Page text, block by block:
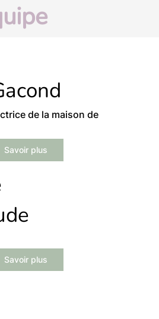
de la maison de
Savoir plus
Savoir plus